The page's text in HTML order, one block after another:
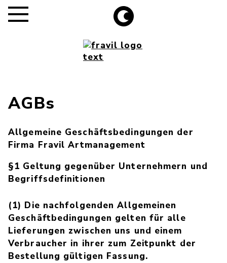
AGBs
Allgemeine Geschäftsbedingungen der
Firma Fravil Artmanagement
§1 Geltung gegenüber Unternehmern und
Begriffsdefinitionen
(1) Die nachfolgenden Allgemeinen
Geschäftbedingungen gelten für alle
Lieferungen zwischen uns und einem
Verbraucher in ihrer zum Zeitpunkt der
Bestellung gültigen Fassung.